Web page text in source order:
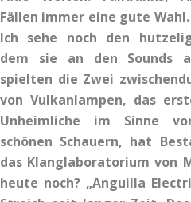
Fällen immer eine gute
Ich sehe noch den
dem sie an den Sounds
spielten die Zwei
von Vulkanlampen, das
Unheimliche im Sinne
schönen Schauern, hat
das Klanglaboratorium von
heute noch? „Anguilla